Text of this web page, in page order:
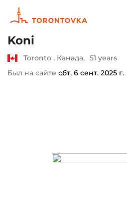
Koni
Toronto , Канада, 51 years
Был на сайте сбт, 6 сент. 2025 г.